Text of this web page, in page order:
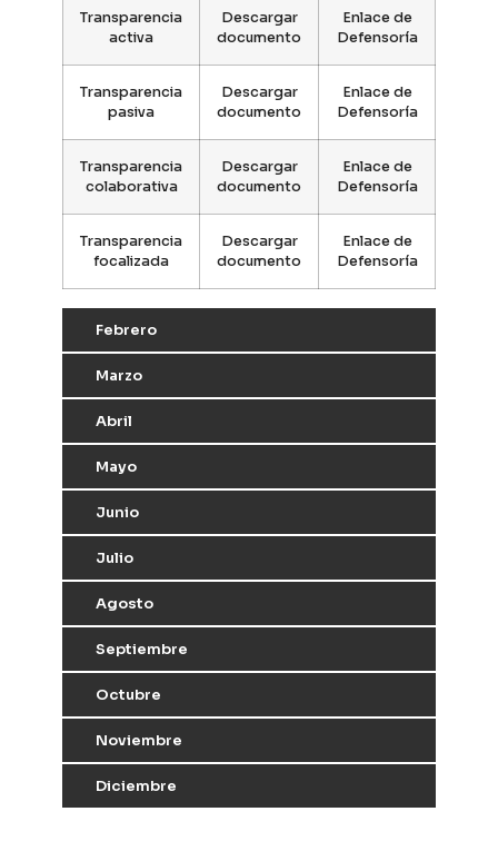
Febrero
Marzo
Abril
Mayo
Junio
Julio
Agosto
Septiembre
Octubre
Noviembre
Diciembre
Transparencia
activa
Descargar
documento
Enlace de
Defensoría
Transparencia
pasiva
Descargar
documento
Enlace de
Defensoría
Transparencia
colaborativa
Descargar
documento
Enlace de
Defensoría
Transparencia
focalizada
Descargar
documento
Enlace de
Defensoría